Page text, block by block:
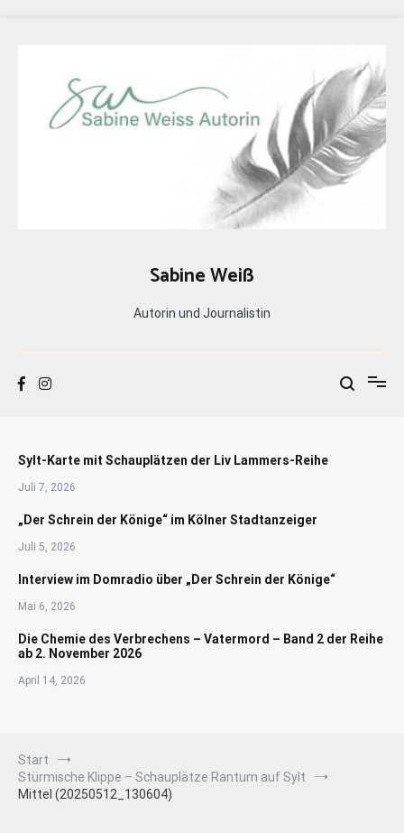
Sabine Weiß
Autorin und Journalistin
Sylt-Karte mit Schauplätzen der Liv Lammers-Reihe
Juli 7, 2026
„Der Schrein der Könige“ im Kölner Stadtanzeiger
Juli 5, 2026
Interview im Domradio über „Der Schrein der Könige“
Mai 6, 2026
Die Chemie des Verbrechens – Vatermord – Band 2 der Reihe
ab 2. November 2026
April 14, 2026
Start
Stürmische Klippe – Schauplätze Rantum auf Sylt
Mittel (20250512_130604)